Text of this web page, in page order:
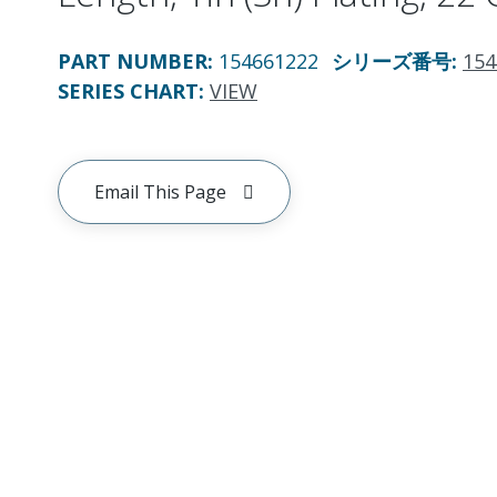
PART NUMBER: 154661222 シリーズ番号:
SERIES CHART: VIEW
Email This Page